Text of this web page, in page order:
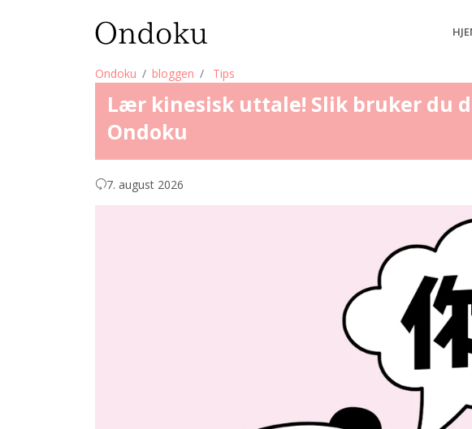
Ondoku bloggen Tips
Lær kinesisk uttale! Slik bruker du
Ondoku
7. august 2026